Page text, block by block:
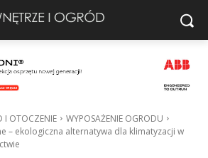
I OTOCZENIE
WYPOSAŻENIE OGRODU
– ekologiczna alternatywa dla klimatyzacji w